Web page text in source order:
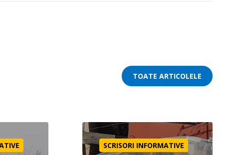
TOATE ARTICOLELE
Ajutor în Turcia
SCRISORI INFORMATIVE